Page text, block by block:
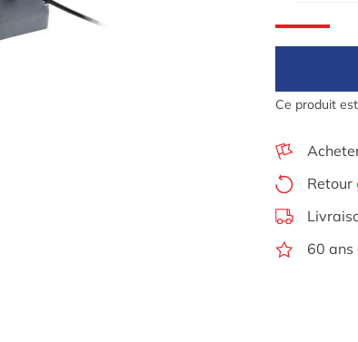
Ce produit
Retour
60 ans